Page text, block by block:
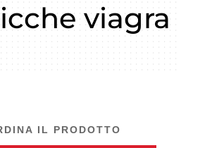
viagra
IL PRODOTTO